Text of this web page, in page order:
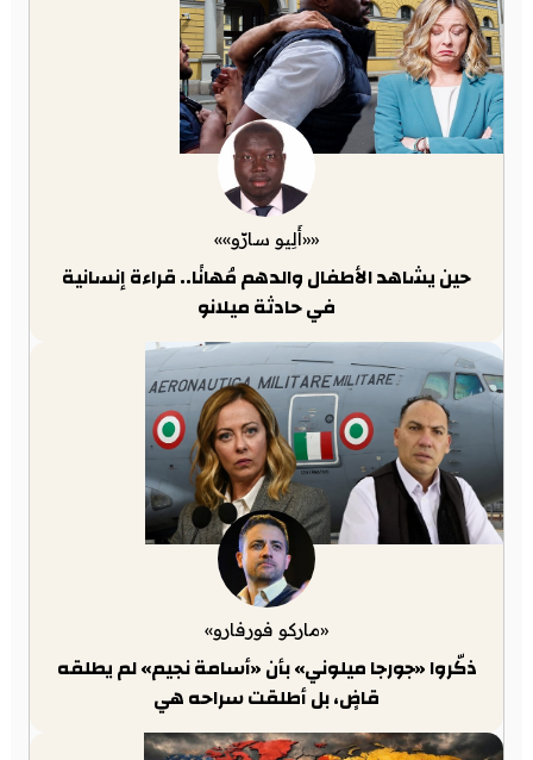
««أَلِيو سارّو»»
حين يشاهد الأطفال والدهم مُهانًا.. قراءة إنسانية
في حادثة ميلانو
«ماركو فورفارو»
ذكّروا «جورجا ميلوني» بأن «أسامة نجيم» لم يطلقه
قاضٍ، بل أطلقت سراحه هي